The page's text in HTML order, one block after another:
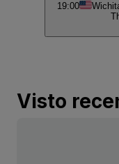
19:00
Visto